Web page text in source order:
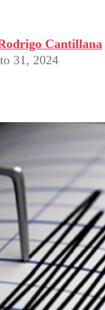
Cantillana
31, 2024